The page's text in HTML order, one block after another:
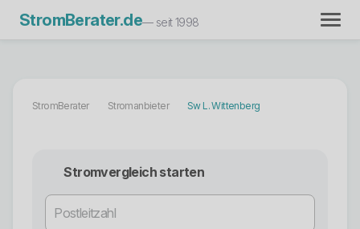
StromBerater.de— seit 1998
StromBerater Stromanbieter Sw L. Wittenberg
Stromvergleich starten